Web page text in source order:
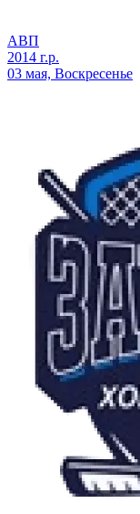
АВП
2014 г.р.
03 мая, Воскресенье